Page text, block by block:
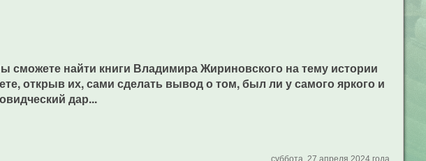
сможете найти книги Владимира Жириновского на тему истории
открыв их, сами сделать вывод о том, был ли у самого яркого и
дар...
суббота, 27 апреля 2024 года